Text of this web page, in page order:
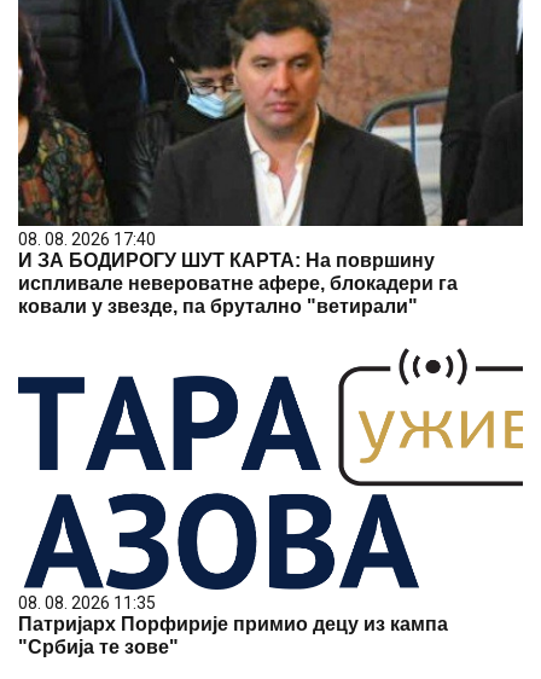
08. 08. 2026 17:40
И ЗА БОДИРОГУ ШУТ КАРТА: На површину
испливале невероватне афере, блокадери га
ковали у звезде, па брутално "ветирали"
08. 08. 2026 11:35
Патријарх Порфирије примио децу из кампа
"Србија те зове"